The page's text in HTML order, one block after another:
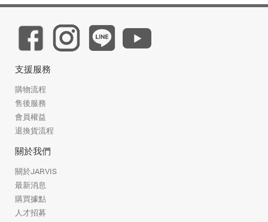
支援服務
購物流程
售後服務
會員權益
退換貨流程
關於我們
關於JARVIS
最新消息
購買據點
人才招募